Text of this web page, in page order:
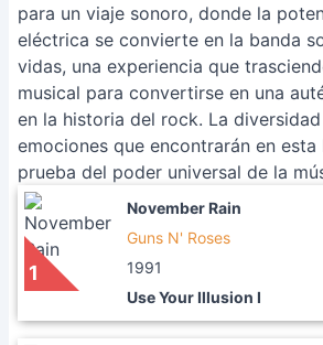
para un viaje sonoro, donde la
eléctrica se convierte en la banda
vidas, una experiencia que
musical para convertirse en una
en la historia del rock. La
emociones que encontrarán en esta
prueba del poder universal de la
1
November Rain
Guns N' Roses
1991
Use Your Illusion I